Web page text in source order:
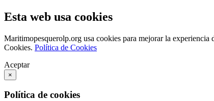
Esta web usa cookies
Maritimopesquerolp.org usa cookies para mejorar la experiencia
Cookies. Política de Cookies
Aceptar
×
Política de cookies